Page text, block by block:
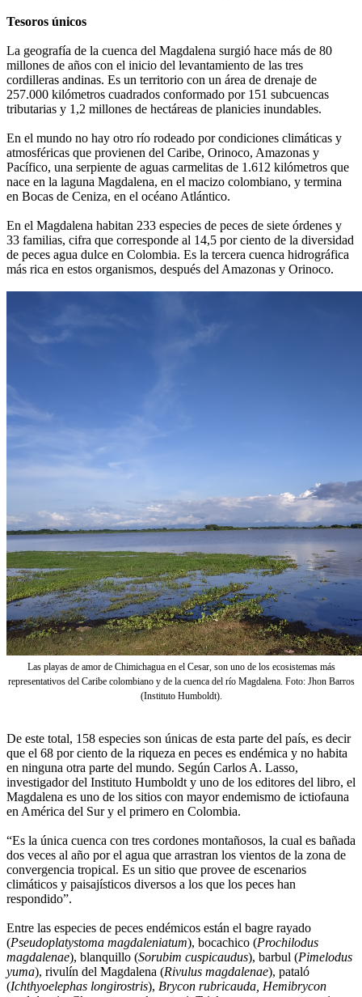
Tesoros únicos
La geografía de la cuenca del Magdalena surgió hace más de 80
millones de años con el inicio del levantamiento de las tres
cordilleras andinas. Es un territorio con un área de drenaje de
257.000 kilómetros cuadrados conformado por 151 subcuencas
tributarias y 1,2 millones de hectáreas de planicies inundables.
En el mundo no hay otro río rodeado por condiciones climáticas y
atmosféricas que provienen del Caribe, Orinoco, Amazonas y
Pacífico, una serpiente de aguas carmelitas de 1.612 kilómetros que
nace en la laguna Magdalena, en el macizo colombiano, y termina
en Bocas de Ceniza, en el océano Atlántico.
En el Magdalena habitan 233 especies de peces de siete órdenes y
33 familias, cifra que corresponde al 14,5 por ciento de la diversidad
de peces agua dulce en Colombia. Es la tercera cuenca hidrográfica
más rica en estos organismos, después del Amazonas y Orinoco.
Las playas de amor de Chimichagua en el Cesar, son uno de los ecosistemas más
representativos del Caribe colombiano y de la cuenca del río Magdalena. Foto: Jhon Barros
(Instituto Humboldt).
De este total, 158 especies son únicas de esta parte del país, es decir
que el 68 por ciento de la riqueza en peces es endémica y no habita
en ninguna otra parte del mundo. Según Carlos A. Lasso,
investigador del Instituto Humboldt y uno de los editores del libro, el
Magdalena es uno de los sitios con mayor endemismo de ictiofauna
en América del Sur y el primero en Colombia.
“Es la única cuenca con tres cordones montañosos, la cual es bañada
dos veces al año por el agua que arrastran los vientos de la zona de
convergencia tropical. Es un sitio que provee de escenarios
climáticos y paisajísticos diversos a los que los peces han
respondido”.
Entre las especies de peces endémicos están el bagre rayado
(Pseudoplatystoma magdaleniatum), bocachico (Prochilodus
magdalenae), blanquillo (Sorubim cuspicaudus), barbul (Pimelodus
yuma), rivulín del Magdalena (Rivulus magdalenae), pataló
(Ichthyoelephas longirostris), Brycon rubricauda, Hemibrycon